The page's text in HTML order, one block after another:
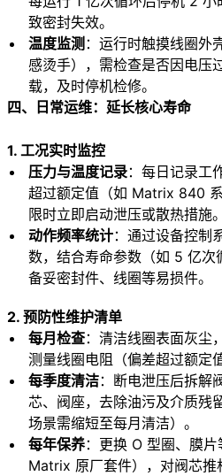
致密封失效。
温度监测 ：运行时触摸线圈
感烫手），需检查是否因电压
载，及时停机检修。
四、日常运维：延长核心寿命
1. 工况实时监控
压力与温度记录：每日记录工
超过额定值（如 Matrix 840
限时立即启动泄压或散热措施。
动作频率统计：通过设备控制
数，结合寿命参数（如 5 亿次
备妥密封件、线圈等易损件。
2. 预防性维护清单
每月检查：清洁线圈表面灰尘
测量线圈电阻（偏差超过额定
每季度清洁：断电泄压后拆解
芯、阀座，去除油污及介质残
场景需缩短至每月清洁）。
每年保养：更换 O 型圈、膜
Matrix 原厂套件），对阀芯推